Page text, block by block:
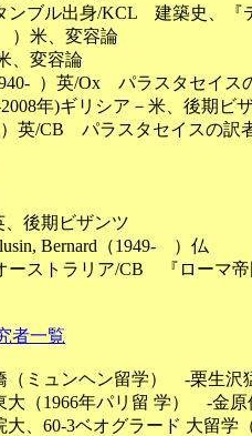
ンブル出身/KCL 建築史、『
）米、変容論
、変容論
）英/Ox パラスタセイス
年)ギリシア－米、後期ビ
英/CB パラスタセイスの訳
期ビザンツ
Bernard（1949- ）仏
ーストラリア/CB 『ローマ帝
者一覧
（ミュンヘン留学） -栗生
東大（1966年パリ留 学） -
、60-3ベオグラード 大留学